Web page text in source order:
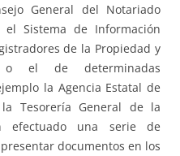
General del Notariado
el Sistema de Información
de la Propiedad y
o el de determinadas
la Agencia Estatal de
Tesorería General de la
efectuado una serie de
documentos en los